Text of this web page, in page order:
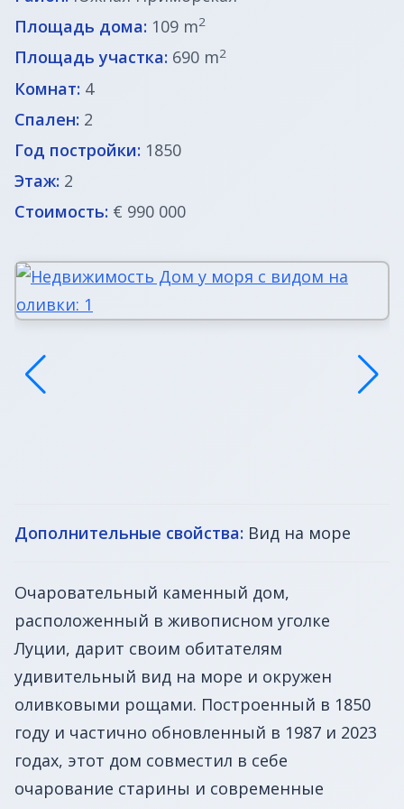
Недвижимость в Италии
Недвижимость в Хорватии
ВНЖ в Словении
Площадь дома: 109 m2
Площадь участка: 690 m2
Комнат: 4
Спален: 2
Год постройки: 1850
Этаж: 2
Стоимость: € 990 000
Дополнительные свойства: Вид на море
Очаровательный каменный дом,
расположенный в живописном уголке
Луции, дарит своим обитателям
удивительный вид на море и окружен
оливковыми рощами. Построенный в 1850
году и частично обновленный в 1987 и 2023
годах, этот дом совместил в себе
очарование старины и современные